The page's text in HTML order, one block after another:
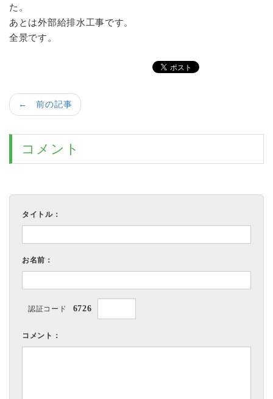
た。
あとは外部給排水工事です。
全景です。
← 前の記事
コメント
タイトル：
お名前：
認証コード 6726
コメント：